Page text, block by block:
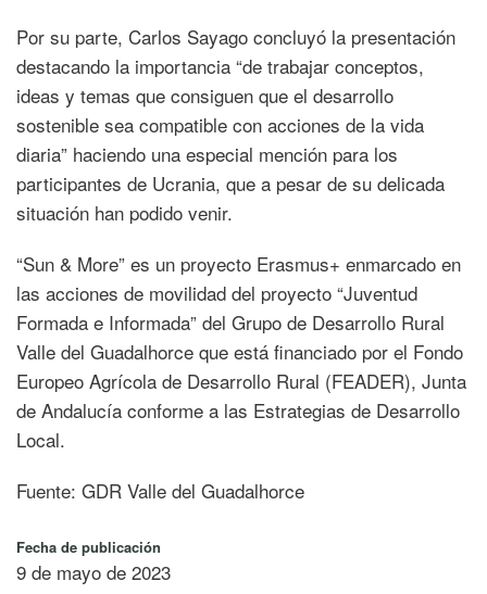
Por su parte, Carlos Sayago concluyó la presentación
destacando la importancia “de trabajar conceptos,
ideas y temas que consiguen que el desarrollo
sostenible sea compatible con acciones de la vida
diaria” haciendo una especial mención para los
participantes de Ucrania, que a pesar de su delicada
situación han podido venir.
“Sun & More” es un proyecto Erasmus+ enmarcado en
las acciones de movilidad del proyecto “Juventud
Formada e Informada” del Grupo de Desarrollo Rural
Valle del Guadalhorce que está financiado por el Fondo
Europeo Agrícola de Desarrollo Rural (FEADER), Junta
de Andalucía conforme a las Estrategias de Desarrollo
Local.
Fuente: GDR Valle del Guadalhorce
Fecha de publicación
9 de mayo de 2023